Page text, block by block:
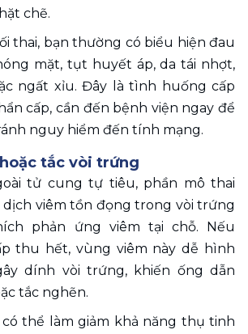
chẽ.
thai, bạn thường có biểu hiện đau
mặt, tụt huyết áp, da tái nhợt,
ngất xỉu. Đây là tình huống cấp
cấp, cần đến bệnh viện ngay để
nguy hiểm đến tính mạng.
tắc vòi trứng
tử cung tự tiêu, phần mô thai
dịch viêm tồn đọng trong vòi trứng
phản ứng viêm tại chỗ. Nếu
thu hết, vùng viêm này dễ hình
dính vòi trứng, khiến ống dẫn
tắc nghẽn.
thể làm giảm khả năng thụ tinh